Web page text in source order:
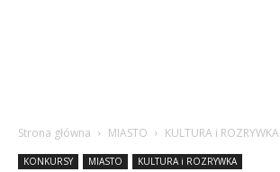
Strona główna MIASTO KULTURA i ROZRYWKA
KONKURSY MIASTO KULTURA i ROZRYWKA